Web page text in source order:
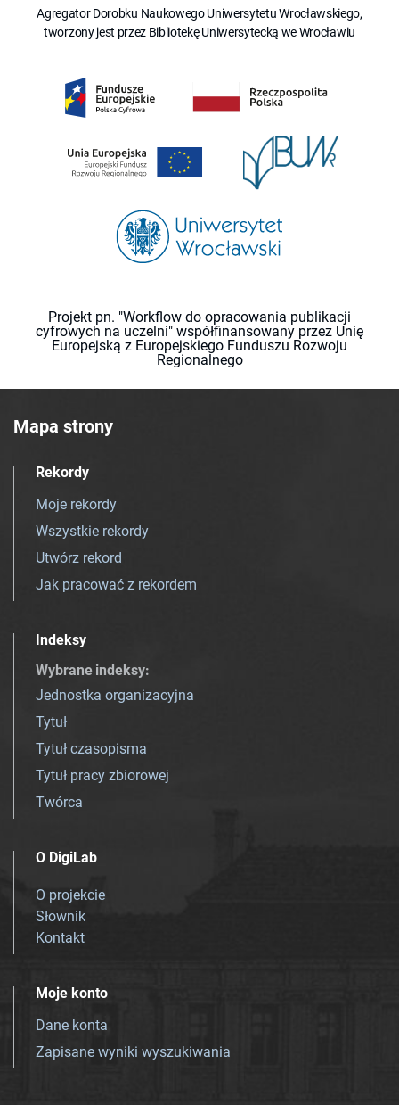
Agregator Dorobku Naukowego Uniwersytetu Wrocławskiego,
tworzony jest przez Bibliotekę Uniwersytecką we Wrocławiu
Projekt pn. "Workflow do opracowania publikacji
cyfrowych na uczelni" współfinansowany przez Unię
Europejską z Europejskiego Funduszu Rozwoju
Regionalnego
Mapa strony
Rekordy
Moje rekordy
Wszystkie rekordy
Utwórz rekord
Jak pracować z rekordem
Indeksy
Wybrane indeksy:
Jednostka organizacyjna
Tytuł
Tytuł czasopisma
Tytuł pracy zbiorowej
Twórca
O DigiLab
O projekcie
Słownik
Kontakt
Moje konto
Dane konta
Zapisane wyniki wyszukiwania